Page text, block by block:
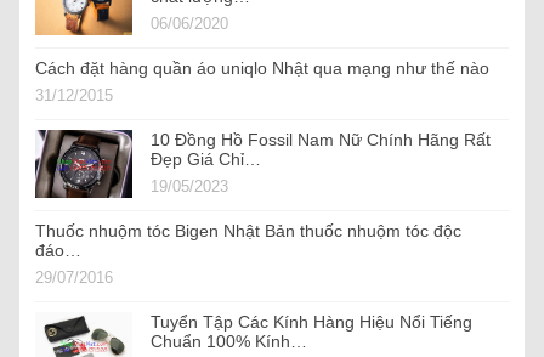
06/06/2020
Cách đặt hàng quần áo uniqlo Nhật qua mạng như thế nào
31/12/2015
10 Đồng Hồ Fossil Nam Nữ Chính Hãng Rất
Đẹp Giá Chỉ…
19/05/2023
Thuốc nhuộm tóc Bigen Nhật Bản thuốc nhuộm tóc độc
đáo…
29/07/2016
Tuyển Tập Các Kính Hàng Hiệu Nổi Tiếng
Chuẩn 100% Kính…